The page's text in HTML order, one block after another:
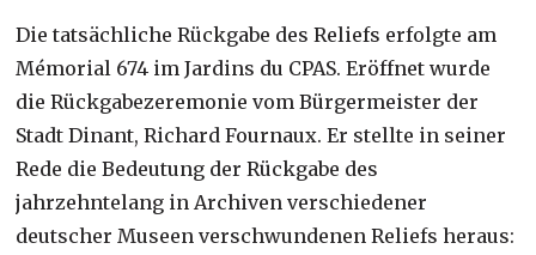
Die tatsächliche Rückgabe des Reliefs erfolgte am
Mémorial 674 im Jardins du CPAS. Eröffnet wurde
die Rückgabezeremonie vom Bürgermeister der
Stadt Dinant, Richard Fournaux. Er stellte in seiner
Rede die Bedeutung der Rückgabe des
jahrzehntelang in Archiven verschiedener
deutscher Museen verschwundenen Reliefs heraus: